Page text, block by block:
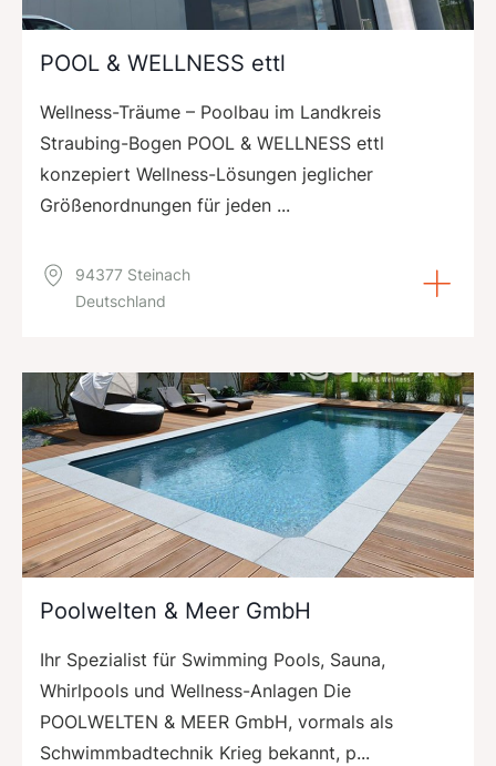
POOL & WELLNESS ettl
Wellness-Träume – Poolbau im Landkreis
Straubing-Bogen POOL & WELLNESS ettl
konzepiert Wellness-Lösungen jeglicher
Größenordnungen für jeden ...
94377 Steinach
Deutschland
Poolwelten & Meer GmbH
Ihr Spezialist für Swimming Pools, Sauna,
Whirlpools und Wellness-Anlagen Die
POOLWELTEN & MEER GmbH, vormals als
Schwimmbadtechnik Krieg bekannt, p...